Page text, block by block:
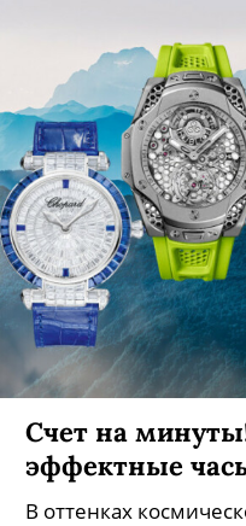
Счет на
эффектные
В оттенках